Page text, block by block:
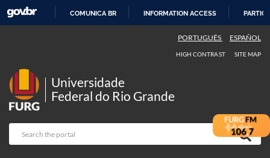
COMUNICA BR INFORMATION ACCESS
PORTUGUÊS ESPAÑOL
HIGH CONTRAST SITE MAP
Universidade
Federal do Rio Grande